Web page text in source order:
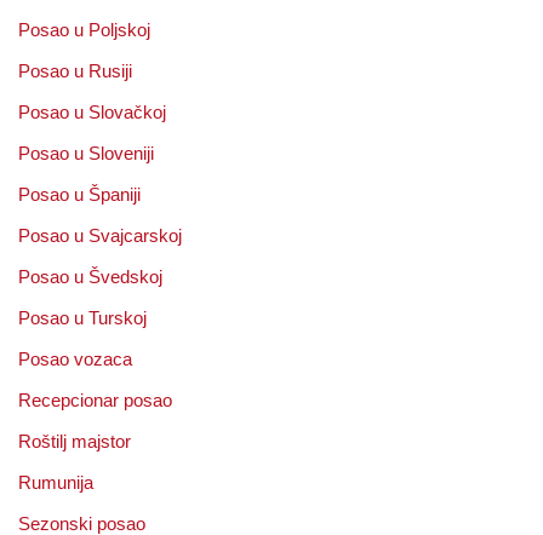
Posao u Poljskoj
Posao u Rusiji
Posao u Slovačkoj
Posao u Sloveniji
Posao u Španiji
Posao u Svajcarskoj
Posao u Švedskoj
Posao u Turskoj
Posao vozaca
Recepcionar posao
Roštilj majstor
Rumunija
Sezonski posao